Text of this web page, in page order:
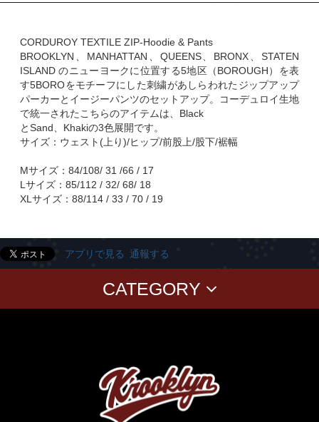
CORDUROY TEXTILE ZIP-Hoodie & Pants
BROOKLYN、MANHATTAN、QUEENS、BRONX、STATEN
ISLAND のニューヨークに位置する5地区（BOROUGH）を表
す5BOROをモチーフにした刺繍があしらわれたジップアップ
パーカーとイージーパンツのセットアップ。コーデュロイ生地
で統一されたこちらのアイテムは、Black
とSand、Khakiの3色展開です。
サイズ：ウェスト(上り)/ヒップ/前股上/股下/裾幅
Mサイズ：84/108/ 31 /66 / 17
Lサイズ：85/112 / 32/ 68/ 18
XLサイズ：88/114 / 33 / 70 / 19
アプリで見る 通報する
CATEGORY
T-SHIRTS PANTS CAP GOODS
CLASSICS
T-SHIRT
SWEAT